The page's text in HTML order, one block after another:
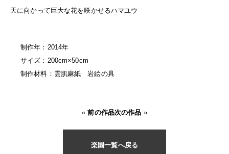
天に向かって巨大な花を咲かせるハマユウ
制作年：2014年
サイズ：200cm×50cm
制作材料：雲肌麻紙 岩絵の具
«前の作品次の作品 »
楽園一覧へ戻る